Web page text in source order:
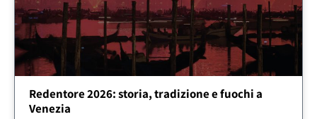
Redentore 2026: storia, tradizione e fuochi a
Venezia